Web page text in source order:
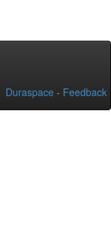
Duraspace - Feedback